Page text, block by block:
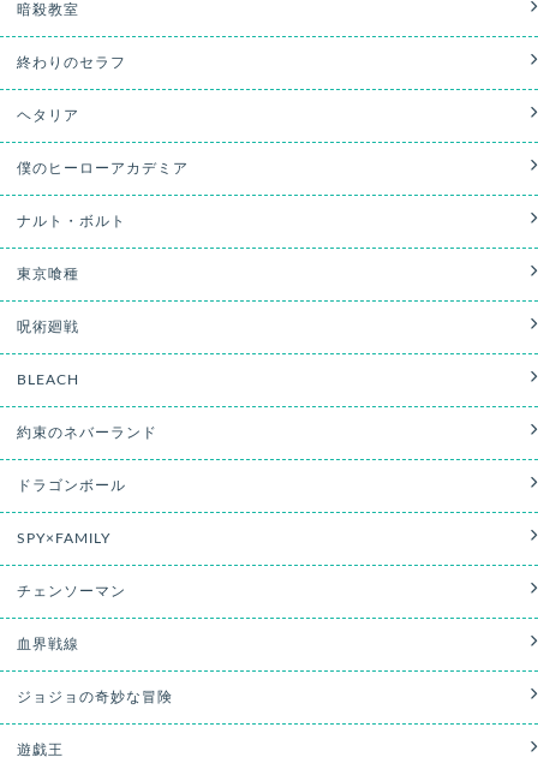
暗殺教室
終わりのセラフ
ヘタリア
僕のヒーローアカデミア
ナルト・ボルト
東京喰種
呪術廻戦
BLEACH
約束のネバーランド
ドラゴンボール
SPY×FAMILY
チェンソーマン
血界戦線
ジョジョの奇妙な冒険
遊戯王